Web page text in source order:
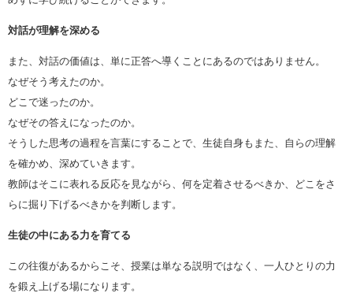
対話が理解を深める
また、対話の価値は、単に正答へ導くことにあるのではありません。
なぜそう考えたのか。
どこで迷ったのか。
なぜその答えになったのか。
そうした思考の過程を言葉にすることで、生徒自身もまた、自らの理解
を確かめ、深めていきます。
教師はそこに表れる反応を見ながら、何を定着させるべきか、どこをさ
らに掘り下げるべきかを判断します。
生徒の中にある力を育てる
この往復があるからこそ、授業は単なる説明ではなく、一人ひとりの力
を鍛え上げる場になります。